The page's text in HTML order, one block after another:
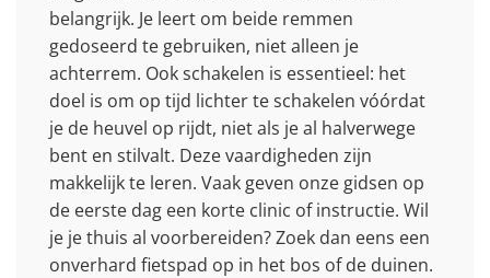
belangrijk. Je leert om beide remmen
gedoseerd te gebruiken, niet alleen je
achterrem. Ook schakelen is essentieel: het
doel is om op tijd lichter te schakelen vóórdat
je de heuvel op rijdt, niet als je al halverwege
bent en stilvalt. Deze vaardigheden zijn
makkelijk te leren. Vaak geven onze gidsen op
de eerste dag een korte clinic of instructie. Wil
je je thuis al voorbereiden? Zoek dan eens een
onverhard fietspad op in het bos of de duinen.